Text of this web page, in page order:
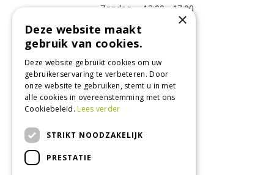
Zondag
13:00 - 17:00
Meer vestigingsinformatie >
Informatie
Over ons
Algemene voorwaarden
Verzend- en retourregeling
×
Deze website maakt
gebruik van cookies.
Deze website gebruikt cookies om uw
gebruikerservaring te verbeteren. Door
onze website te gebruiken, stemt u in met
alle cookies in overeenstemming met ons
Cookiebeleid.Lees verder
STRIKT NOODZAKELIJK
PRESTATIE